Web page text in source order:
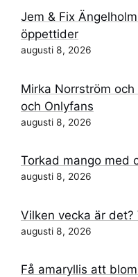
Jem & Fix
öppettider
augusti 8, 2026
Mirka Norrström
och Onlyfans
augusti 8, 2026
Torkad mango med
augusti 8, 2026
Vilken vecka är
augusti 8, 2026
Få amaryllis att